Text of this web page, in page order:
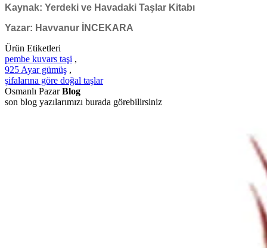
Kaynak: Yerdeki ve Havadaki Taşlar Kitabı
Yazar: Havvanur İNCEKARA
Ürün Etiketleri
pembe kuvars taşi ,
925 Ayar gümüş ,
şifalarına göre doğal taşlar
Osmanlı PazarBlog
son blog yazılarımızı burada görebilirsiniz